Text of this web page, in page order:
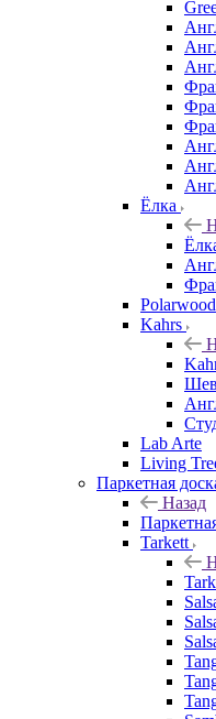
Ёлка
Polarwood
Kahrs
Lab Arte
Living
Паркетная
Назад
Tarkett